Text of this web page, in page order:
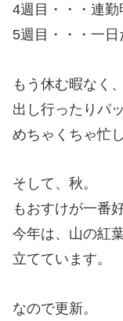
4週目・・・連
5週目・・・一
もう休む暇なく
出し行ったりパ
めちゃくちゃ忙
そして、秋。
もおすけが一番
今年は、山の紅
立てています。
なので更新。